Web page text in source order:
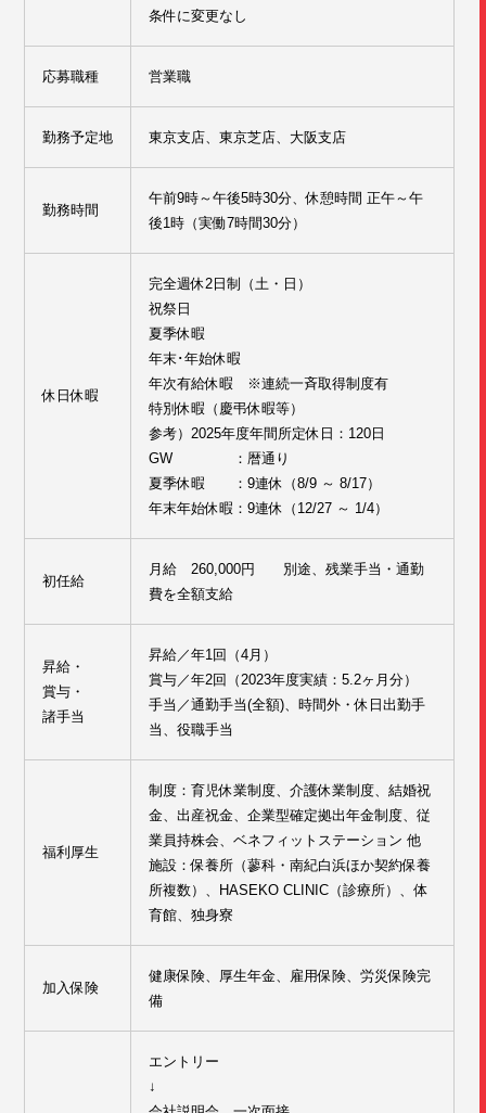
条件に変更なし
応募職種 営業職
勤務予定地 東京支店、東京芝店、大阪支店
勤務時間
午前9時～午後5時30分、休憩時間 正午～午
後1時（実働7時間30分）
休日休暇
完全週休2日制（土・日）
祝祭日
夏季休暇
年末･年始休暇
年次有給休暇 ※連続一斉取得制度有
特別休暇（慶弔休暇等）
参考）2025年度年間所定休日：120日
GW ：暦通り
夏季休暇 ：9連休（8/9 ～ 8/17）
年末年始休暇：9連休（12/27 ～ 1/4）
初任給
月給 260,000円 別途、残業手当・通勤
費を全額支給
昇給・
賞与・
諸手当
昇給／年1回（4月）
賞与／年2回（2023年度実績：5.2ヶ月分）
手当／通勤手当(全額)、時間外・休日出勤手
当、役職手当
福利厚生
制度：育児休業制度、介護休業制度、結婚祝
金、出産祝金、企業型確定拠出年金制度、従
業員持株会、ベネフィットステーション 他
施設：保養所（蓼科・南紀白浜ほか契約保養
所複数）、HASEKO CLINIC（診療所）、体
育館、独身寮
加入保険
健康保険、厚生年金、雇用保険、労災保険完
備
エントリー
↓